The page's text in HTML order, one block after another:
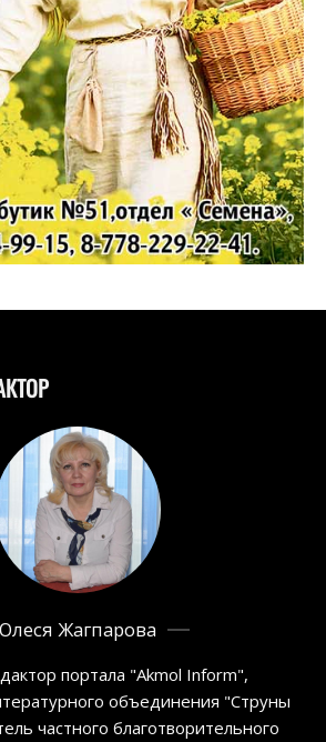
Олеся Жагпарова
портала "Akmol Inform",
объединения "Струны
частного благотворительного